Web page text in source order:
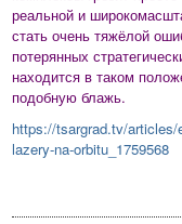
реальной и
стать очень тяжёлой
потерянных
находится в таком
подобную блажь.
https://tsargrad.tv/
lazery-na-orbitu_1759568